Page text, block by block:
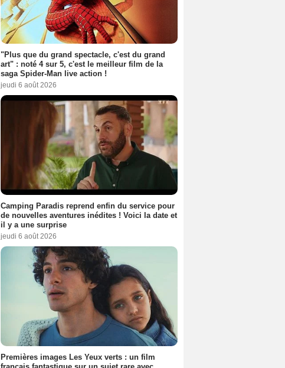
"Plus que du grand spectacle, c'est du grand
art" : noté 4 sur 5, c'est le meilleur film de la
saga Spider-Man live action !
jeudi 6 août 2026
Camping Paradis reprend enfin du service pour
de nouvelles aventures inédites ! Voici la date et
il y a une surprise
jeudi 6 août 2026
Premières images Les Yeux verts : un film